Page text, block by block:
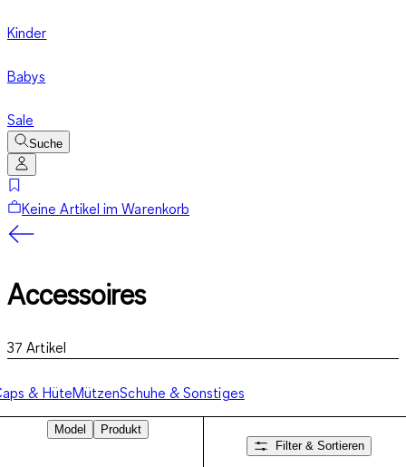
Kinder
Babys
Sale
Suche
Keine Artikel im Warenkorb
Accessoires
37 Artikel
& HüteMützenSchuhe & Sonstiges
Model
Produkt
Filter & Sortieren